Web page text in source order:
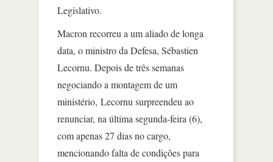
Legislativo.
Macron recorreu a um aliado de longa
data, o ministro da Defesa, Sébastien
Lecornu. Depois de três semanas
negociando a montagem de um
ministério, Lecornu surpreendeu ao
renunciar, na última segunda-feira (6),
com apenas 27 dias no cargo,
mencionando falta de condições para